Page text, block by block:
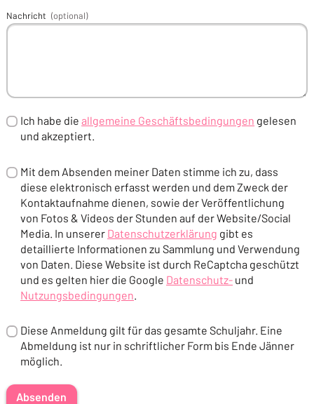
Nachricht (optional)
Ich habe dieallgemeine Geschäftsbedingungen
(Öffnet in einem neuen Tab oder Fenster)
gelesen
und akzeptiert.
Mit dem Absenden meiner Daten stimme ich zu, dass
diese elektronisch erfasst werden und dem Zweck der
Kontaktaufnahme dienen, sowie der Veröffentlichung
von Fotos & Videos der Stunden auf der Website/Social
Media. In unserer Datenschutzerklärung
(Öffnet in einem neuen Tab oder Fenster)
gibt es
detaillierte Informationen zu Sammlung und Verwendung
von Daten. Diese Website ist durch ReCaptcha geschützt
und es gelten hier die Google Datenschutz- und
Nutzungsbedingungen
Diese Anmeldung gilt für das gesamte Schuljahr. Eine
Abmeldung ist nur in schriftlicher Form bis Ende Jänner
möglich.
Absenden